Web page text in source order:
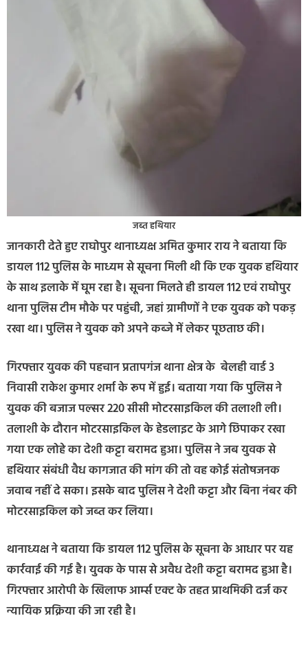
जब्त हथियार
जानकारी देते हुए राघोपुर थानाध्यक्ष अमित कुमार राय ने बताया कि
डायल 112 पुलिस के माध्यम से सूचना मिली थी कि एक युवक हथियार
के साथ इलाके में घूम रहा है। सूचना मिलते ही डायल 112 एवं राघोपुर
थाना पुलिस टीम मौके पर पहुंची, जहां ग्रामीणों ने एक युवक को पकड़
रखा था। पुलिस ने युवक को अपने कब्जे में लेकर पूछताछ की।
गिरफ्तार युवक की पहचान प्रतापगंज थाना क्षेत्र के बेलही वार्ड 3
निवासी राकेश कुमार शर्मा के रूप में हुई। बताया गया कि पुलिस ने
युवक की बजाज पल्सर 220 सीसी मोटरसाइकिल की तलाशी ली।
तलाशी के दौरान मोटरसाइकिल के हेडलाइट के आगे छिपाकर रखा
गया एक लोहे का देशी कट्टा बरामद हुआ। पुलिस ने जब युवक से
हथियार संबंधी वैध कागजात की मांग की तो वह कोई संतोषजनक
जवाब नहीं दे सका। इसके बाद पुलिस ने देशी कट्टा और बिना नंबर की
मोटरसाइकिल को जब्त कर लिया।
थानाध्यक्ष ने बताया कि डायल 112 पुलिस के सूचना के आधार पर यह
कार्रवाई की गई है। युवक के पास से अवैध देशी कट्टा बरामद हुआ है।
गिरफ्तार आरोपी के खिलाफ आर्म्स एक्ट के तहत प्राथमिकी दर्ज कर
न्यायिक प्रक्रिया की जा रही है।